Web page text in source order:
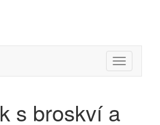
Menu
s broskví a